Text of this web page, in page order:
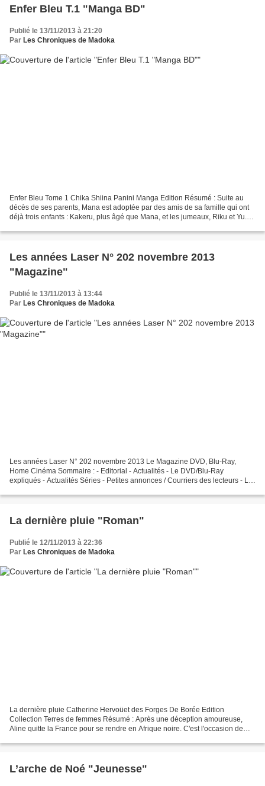
Enfer Bleu T.1 "Manga BD"
Publié le 13/11/2013 à 21:20
Par Les Chroniques de Madoka
Enfer Bleu Tome 1 Chika Shiina Panini Manga Edition Résumé : Suite au
décès de ses parents, Mana est adoptée par des amis de sa famille qui ont
déjà trois enfants : Kakeru, plus âgé que Mana, et les jumeaux, Riku et Yu.
Les années Laser N° 202 novembre 2013
"Magazine"
Publié le 13/11/2013 à 13:44
Par Les Chroniques de Madoka
Les années Laser N° 202 novembre 2013 Le Magazine DVD, Blu-Ray,
Home Cinéma Sommaire : - Editorial - Actualités - Le DVD/Blu-Ray
expliqués - Actualités Séries - Petites annonces / Courriers des lecteurs - Le
La dernière pluie "Roman"
Publié le 12/11/2013 à 22:36
Par Les Chroniques de Madoka
La dernière pluie Catherine Hervoüet des Forges De Borée Edition
Collection Terres de femmes Résumé : Après une déception amoureuse,
Aline quitte la France pour se rendre en Afrique noire. C'est l'occasion de
L’arche de Noé "Jeunesse"